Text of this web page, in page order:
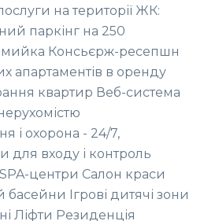
на території ЖК:
паркінг на 250
Консьєрж-ресепшн
апартаментів в оренду
квартир Веб-система
і охорона - 24/7,
для входу і контроль
SPA-центри Салон краси
басейни Ігрові дитячі зони
Ліфти Резиденція